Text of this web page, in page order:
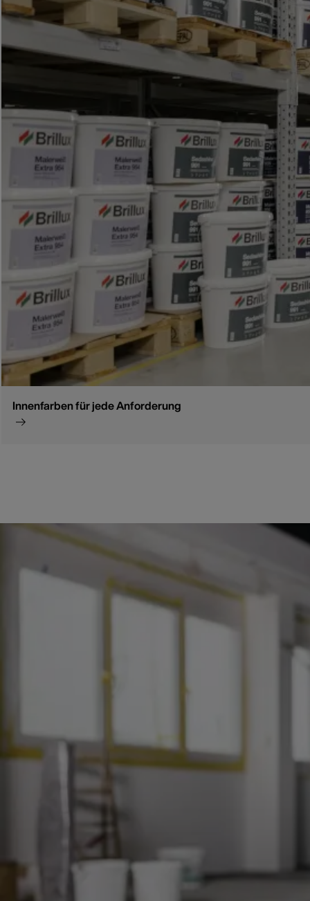
Innenbereich
Wenn drinnen die Arbeit ruft
Innenfarben für jede Anforderung